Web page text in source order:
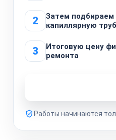
2
Затем
капиллярную
3
Итоговую цену
ремонта
Работы начинаются